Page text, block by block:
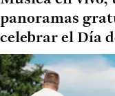
panoramas
celebrar el Día